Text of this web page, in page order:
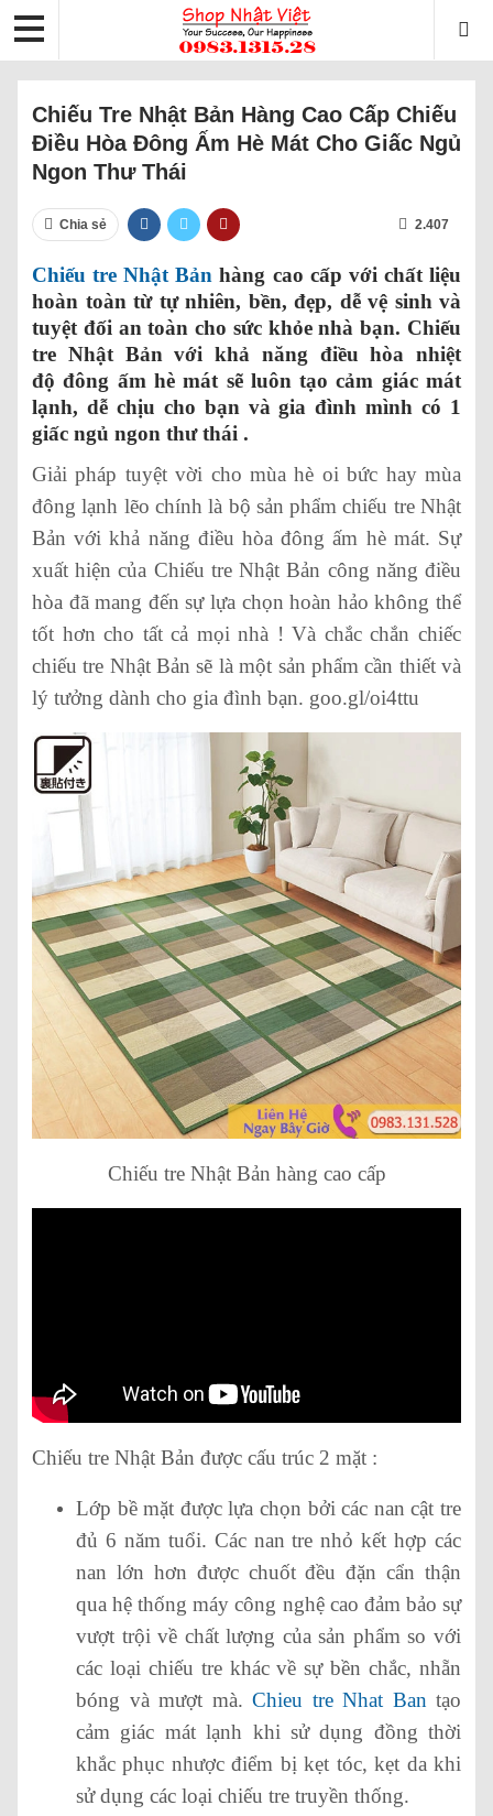
Chiếu Tre Nhật Bản Hàng Cao Cấp Chiếu
Điều Hòa Đông Ấm Hè Mát Cho Giấc Ngủ
Ngon Thư Thái‎
Chia sẻ 2.407
Chiếu tre Nhật Bản hàng cao cấp với chất liệu
hoàn toàn từ tự nhiên, bền, đẹp, dễ vệ sinh và
tuyệt đối an toàn cho sức khỏe nhà bạn. Chiếu
tre Nhật Bản với khả năng điều hòa nhiệt
độ đông ấm hè mát sẽ luôn tạo cảm giác mát
lạnh, dễ chịu cho bạn và gia đình mình có 1
giấc ngủ ngon thư thái‎ .
Giải pháp tuyệt vời cho mùa hè oi bức hay mùa
đông lạnh lẽo chính là bộ sản phẩm chiếu tre Nhật
Bản với khả năng điều hòa đông ấm hè mát. Sự
xuất hiện của Chiếu tre Nhật Bản công năng điều
hòa đã mang đến sự lựa chọn hoàn hảo không thể
tốt hơn cho tất cả mọi nhà ! Và chắc chắn chiếc
chiếu tre Nhật Bản sẽ là một sản phẩm cần thiết và
lý tưởng dành cho gia đình bạn. goo.gl/oi4ttu
Chiếu tre Nhật Bản hàng cao cấp
Chiếu tre Nhật Bản được cấu trúc 2 mặt :
Lớp bề mặt được lựa chọn bởi các nan cật tre
đủ 6 năm tuổi. Các nan tre nhỏ kết hợp các
nan lớn hơn được chuốt đều đặn cẩn thận
qua hệ thống máy công nghệ cao đảm bảo sự
vượt trội về chất lượng của sản phẩm so với
các loại chiếu tre khác về sự bền chắc, nhẵn
bóng và mượt mà. Chieu tre Nhat Ban tạo
cảm giác mát lạnh khi sử dụng đồng thời
khắc phục nhược điểm bị kẹt tóc, kẹt da khi
sử dụng các loại chiếu tre truyền thống.